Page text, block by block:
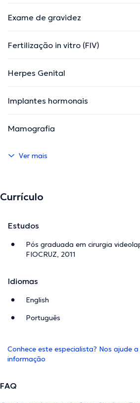
Exame de gravidez
Fertilização in vitro (FIV)
Herpes Genital
Implantes hormonais
Mamografia
Ver mais
Currículo
Estudos
Pós graduada em cirurgia
FIOCRUZ, 2011
Idiomas
English
Português
Conhece este especialista? Nos ajude
informação
FAQ